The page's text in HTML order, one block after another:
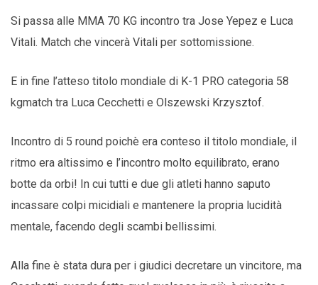
Si passa alle MMA 70 KG incontro tra Jose Yepez e Luca
Vitali. Match che vincerà Vitali per sottomissione.
E in fine l’atteso titolo mondiale di K-1 PRO categoria 58
kgmatch tra Luca Cecchetti e Olszewski Krzysztof.
Incontro di 5 round poichè era conteso il titolo mondiale, il
ritmo era altissimo e l’incontro molto equilibrato, erano
botte da orbi! In cui tutti e due gli atleti hanno saputo
incassare colpi micidiali e mantenere la propria lucidità
mentale, facendo degli scambi bellissimi.
Alla fine è stata dura per i giudici decretare un vincitore, ma